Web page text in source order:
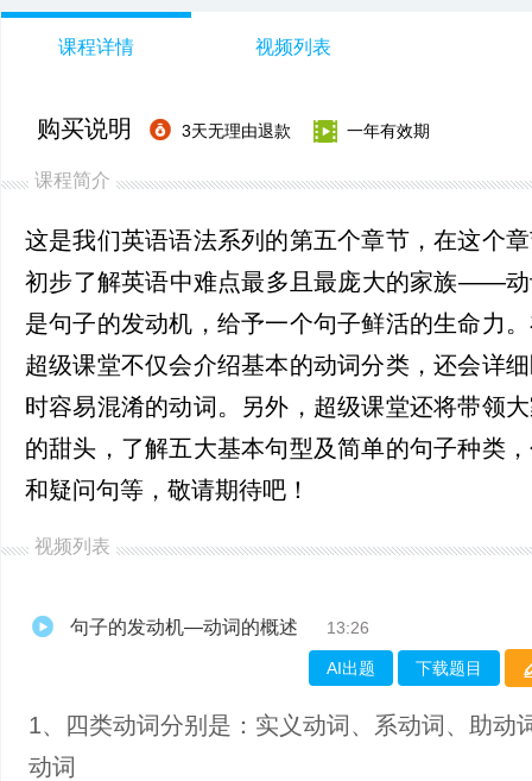
课程详情 视频列表
购买说明 3天无理由退款 一年有效期
课程简介
这是我们英语语法系列的第五个章节，在这个
初步了解英语中难点最多且最庞大的家族——
是句子的发动机，给予一个句子鲜活的生命力
超级课堂不仅会介绍基本的动词分类，还会详
时容易混淆的动词。另外，超级课堂还将带领
的甜头，了解五大基本句型及简单的句子种类
和疑问句等，敬请期待吧！
视频列表
句子的发动机—动词的概述 13:26
AI出题 下载题目
1、四类动词分别是：实义动词、系动词、助动
动词